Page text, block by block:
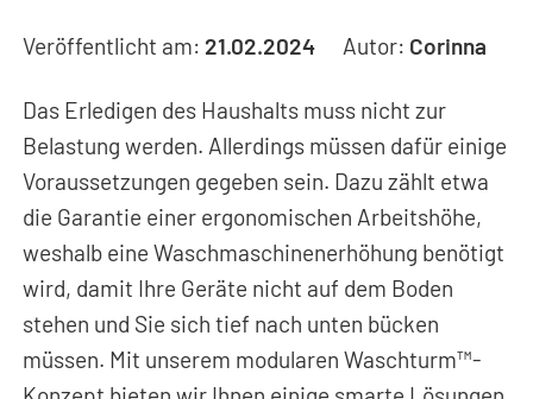
Veröffentlicht am: 21.02.2024 Autor: Corinna
Das Erledigen des Haushalts muss nicht zur
Belastung werden. Allerdings müssen dafür einige
Voraussetzungen gegeben sein. Dazu zählt etwa
die Garantie einer ergonomischen Arbeitshöhe,
weshalb eine Waschmaschinenerhöhung benötigt
wird, damit Ihre Geräte nicht auf dem Boden
stehen und Sie sich tief nach unten bücken
müssen. Mit unserem modularen Waschturm™-